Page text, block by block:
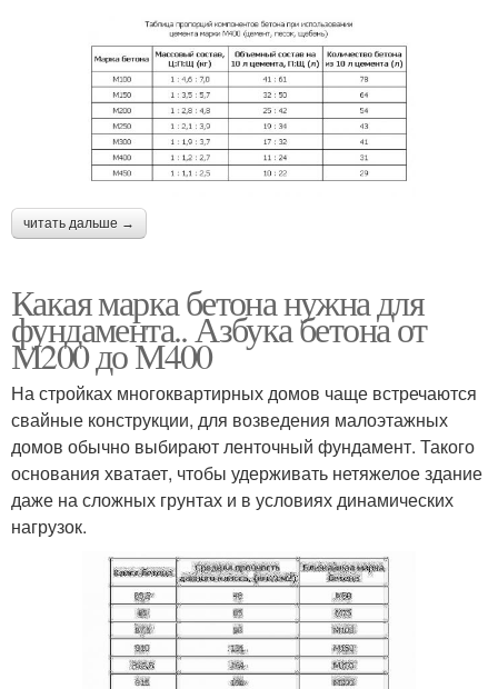
читать дальше →
Какая марка бетона нужна для
фундамента.. Азбука бетона от
М200 до М400
На стройках многоквартирных домов чаще встречаются
свайные конструкции, для возведения малоэтажных
домов обычно выбирают ленточный фундамент. Такого
основания хватает, чтобы удерживать нетяжелое здание
даже на сложных грунтах и в условиях динамических
нагрузок.